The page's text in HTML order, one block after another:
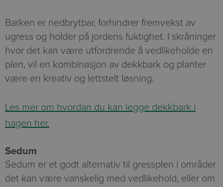
Barken er nedbrytbar, forhindrer fremvekst av
ugress og holder på jordens fuktighet. I skråninger
hvor det kan være utfordrende å vedlikeholde en
plen, vil en kombinasjon av dekkbark og planter
være en kreativ og lettstelt løsning.
Les mer om hvordan du kan legge dekkbark i
hagen her.
Sedum
Sedum er et godt alternativ til gressplen i områder
det kan være vanskelig med vedlikehold, eller om